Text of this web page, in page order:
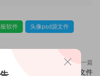
软件
头像psd源文件
下一篇
头像psd素材源码模板源文件